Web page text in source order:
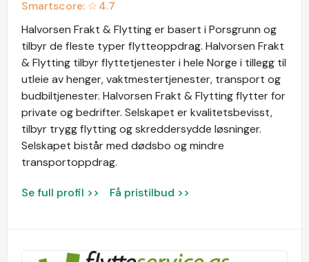
Smartscore: ☆4.7
Halvorsen Frakt & Flytting er basert i Porsgrunn og
tilbyr de fleste typer flytteoppdrag. Halvorsen Frakt
& Flytting tilbyr flyttetjenester i hele Norge i tillegg til
utleie av henger, vaktmestertjenester, transport og
budbiltjenester. Halvorsen Frakt & Flytting flytter for
private og bedrifter. Selskapet er kvalitetsbevisst,
tilbyr trygg flytting og skreddersydde løsninger.
Selskapet bistår med dødsbo og mindre
transportoppdrag.
Se full profil >> Få pristilbud >>